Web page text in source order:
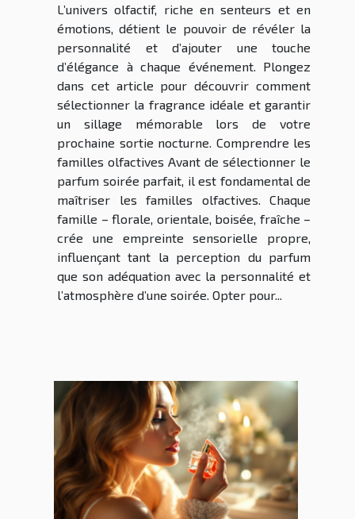
L’univers olfactif, riche en senteurs et en
émotions, détient le pouvoir de révéler la
personnalité et d’ajouter une touche
d’élégance à chaque événement. Plongez
dans cet article pour découvrir comment
sélectionner la fragrance idéale et garantir
un sillage mémorable lors de votre
prochaine sortie nocturne. Comprendre les
familles olfactives Avant de sélectionner le
parfum soirée parfait, il est fondamental de
maîtriser les familles olfactives. Chaque
famille – florale, orientale, boisée, fraîche –
crée une empreinte sensorielle propre,
influençant tant la perception du parfum
que son adéquation avec la personnalité et
l’atmosphère d’une soirée. Opter pour...